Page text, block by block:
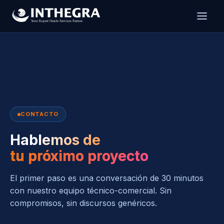
CONTACTO
Hablemos de
tu próximo proyecto
El primer paso es una conversación de 30 minutos
con nuestro equipo técnico-comercial. Sin
compromisos, sin discursos genéricos.